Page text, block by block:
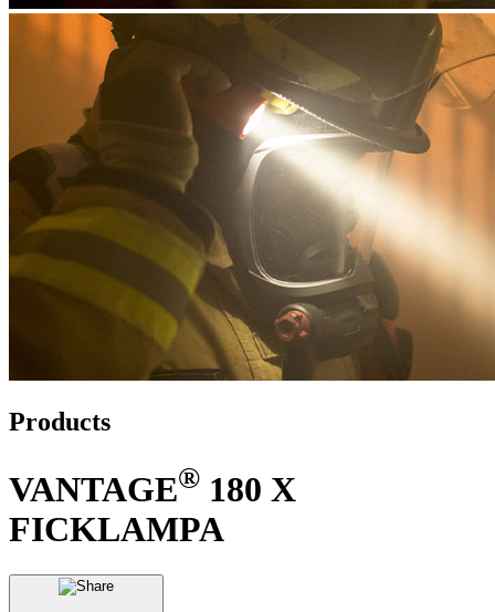
Products
VANTAGE® 180 X
FICKLAMPA